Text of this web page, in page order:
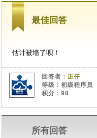
最佳回答
估计被墙了呗！
回答者： 正仔
等级：初级程序员
积分：98
所有回答